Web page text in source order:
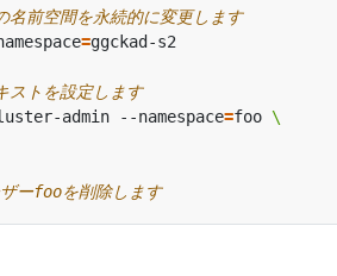
前空間を永続的に変更します
=
ストを設定します
admin --namespace=foo
ーfooを削除します